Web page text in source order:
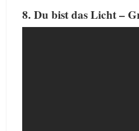
8. Du bist das Licht –